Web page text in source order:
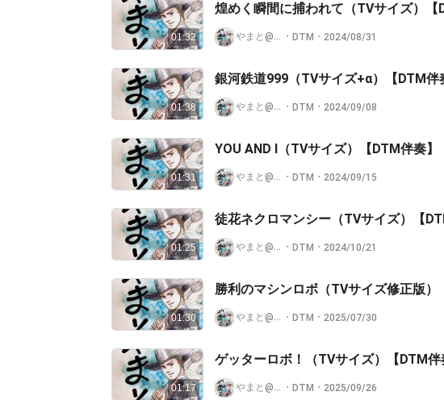
01:32
煌めく瞬間に捕われて（TVサイズ）【
やまと@せんべい王国🍘
・ DTM ・ 2024/08/31
01:38
銀河鉄道999（TVサイズ+‪α）【
やまと@せんべい王国🍘
・ DTM ・ 2024/09/08
01:31
YOU AND I（TVサイズ）【DTM伴奏】
やまと@せんべい王国🍘
・ DTM ・ 2024/09/15
01:25
徒花ネクロマンシー（TVサイズ）【
やまと@せんべい王国🍘
・ DTM ・ 2024/10/21
01:30
勝利のマシンロボ（TVサイズ修正版）
やまと@せんべい王国🍘
・ DTM ・ 2025/07/30
01:17
ゲッターロボ！（TVサイズ）【DTM伴
やまと@せんべい王国🍘
・ DTM ・ 2025/09/26